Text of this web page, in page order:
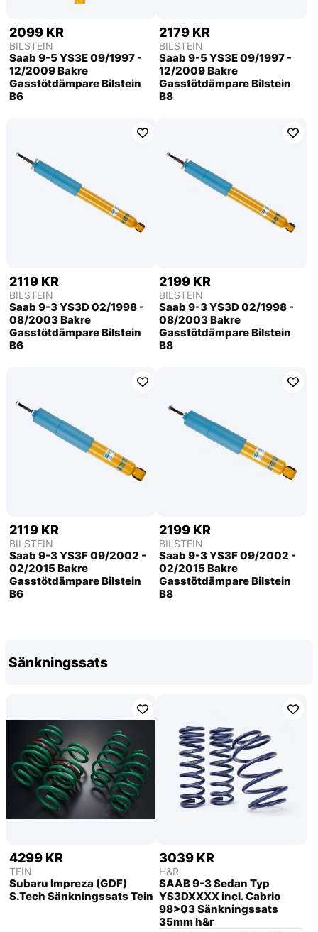
2099 KR
BILSTEIN
Saab 9-5 YS3E 09/1997 -
12/2009 Bakre
Gasstötdämpare Bilstein
B6
2179 KR
BILSTEIN
Saab 9-5 YS3E 09/1997 -
12/2009 Bakre
Gasstötdämpare Bilstein
B8
2119 KR
BILSTEIN
Saab 9-3 YS3D 02/1998 -
08/2003 Bakre
Gasstötdämpare Bilstein
B6
2199 KR
BILSTEIN
Saab 9-3 YS3D 02/1998 -
08/2003 Bakre
Gasstötdämpare Bilstein
B8
2119 KR
BILSTEIN
Saab 9-3 YS3F 09/2002 -
02/2015 Bakre
Gasstötdämpare Bilstein
B6
2199 KR
BILSTEIN
Saab 9-3 YS3F 09/2002 -
02/2015 Bakre
Gasstötdämpare Bilstein
B8
Sänkningssats
4299 KR
TEIN
Subaru Impreza (GDF)
S.Tech Sänkningssats Tein
3039 KR
H&R
SAAB 9-3 Sedan Typ
YS3DXXXX incl. Cabrio
98>03 Sänkningssats
35mm h&r